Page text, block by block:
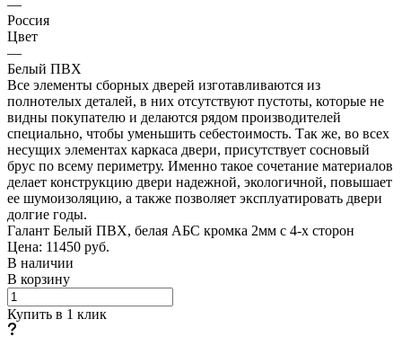
—
Россия
Цвет
—
Белый ПВХ
Все элементы сборных дверей изготавливаются из
полнотелых деталей, в них отсутствуют пустоты, которые не
видны покупателю и делаются рядом производителей
специально, чтобы уменьшить себестоимость. Так же, во всех
несущих элементах каркаса двери, присутствует сосновый
брус по всему периметру. Именно такое сочетание материалов
делает конструкцию двери надежной, экологичной, повышает
ее шумоизоляцию, а также позволяет эксплуатировать двери
долгие годы.
Галант Белый ПВХ, белая АБС кромка 2мм с 4-х сторон
Цена: 11450 руб.
В наличии
В корзину
Купить в 1 клик